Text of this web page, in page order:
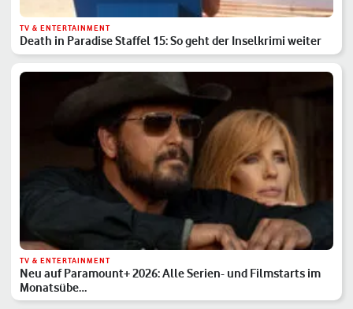
TV & ENTERTAINMENT
Death in Paradise Staffel 15: So geht der Inselkrimi weiter
TV & ENTERTAINMENT
Neu auf Paramount+ 2026: Alle Serien- und Filmstarts im
Monatsübe…